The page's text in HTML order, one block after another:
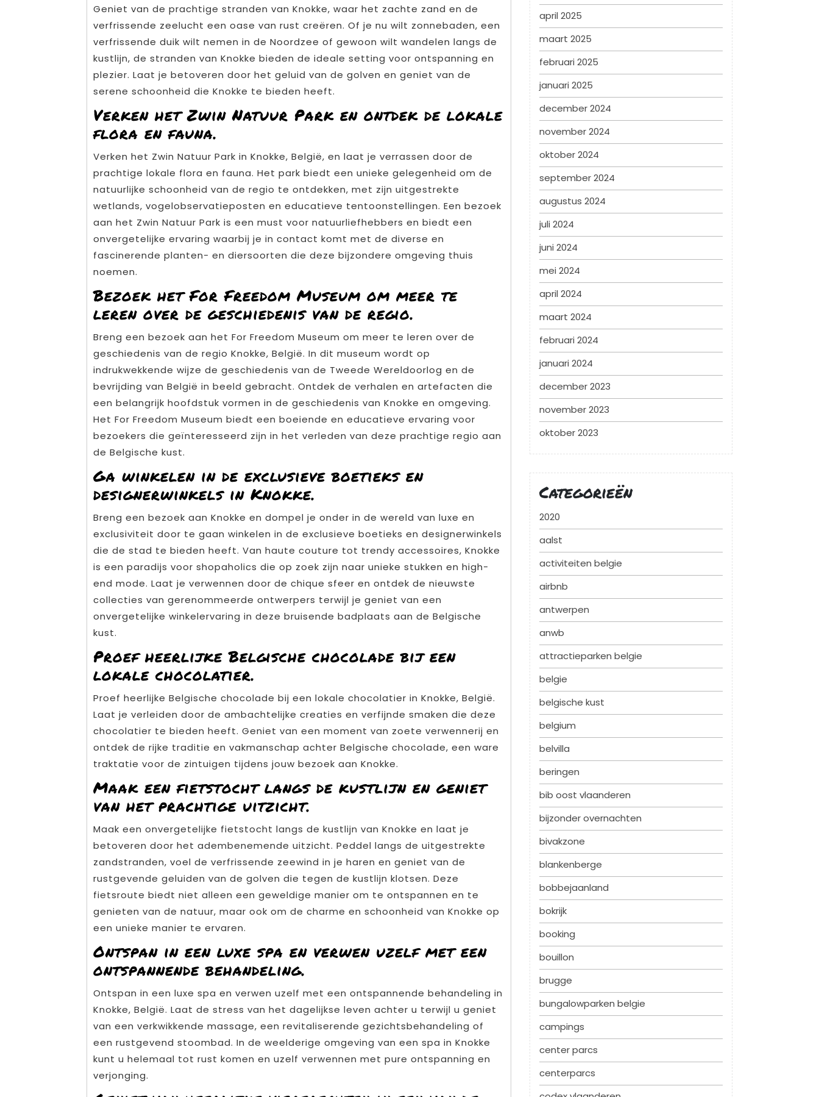
Geniet van de prachtige stranden van Knokke, waar het zachte zand en de
verfrissende zeelucht een oase van rust creëren. Of je nu wilt zonnebaden, een
verfrissende duik wilt nemen in de Noordzee of gewoon wilt wandelen langs de
kustlijn, de stranden van Knokke bieden de ideale setting voor ontspanning en
plezier. Laat je betoveren door het geluid van de golven en geniet van de
serene schoonheid die Knokke te bieden heeft.
Verken het Zwin Natuur Park en ontdek de lokale
flora en fauna.
Verken het Zwin Natuur Park in Knokke, België, en laat je verrassen door de
prachtige lokale flora en fauna. Het park biedt een unieke gelegenheid om de
natuurlijke schoonheid van de regio te ontdekken, met zijn uitgestrekte
wetlands, vogelobservatieposten en educatieve tentoonstellingen. Een bezoek
aan het Zwin Natuur Park is een must voor natuurliefhebbers en biedt een
onvergetelijke ervaring waarbij je in contact komt met de diverse en
fascinerende planten- en diersoorten die deze bijzondere omgeving thuis
noemen.
Bezoek het For Freedom Museum om meer te
leren over de geschiedenis van de regio.
Breng een bezoek aan het For Freedom Museum om meer te leren over de
geschiedenis van de regio Knokke, België. In dit museum wordt op
indrukwekkende wijze de geschiedenis van de Tweede Wereldoorlog en de
bevrijding van België in beeld gebracht. Ontdek de verhalen en artefacten die
een belangrijk hoofdstuk vormen in de geschiedenis van Knokke en omgeving.
Het For Freedom Museum biedt een boeiende en educatieve ervaring voor
bezoekers die geïnteresseerd zijn in het verleden van deze prachtige regio aan
de Belgische kust.
Ga winkelen in de exclusieve boetieks en
designerwinkels in Knokke.
Breng een bezoek aan Knokke en dompel je onder in de wereld van luxe en
exclusiviteit door te gaan winkelen in de exclusieve boetieks en designerwinkels
die de stad te bieden heeft. Van haute couture tot trendy accessoires, Knokke
is een paradijs voor shopaholics die op zoek zijn naar unieke stukken en high-
end mode. Laat je verwennen door de chique sfeer en ontdek de nieuwste
collecties van gerenommeerde ontwerpers terwijl je geniet van een
onvergetelijke winkelervaring in deze bruisende badplaats aan de Belgische
kust.
Proef heerlijke Belgische chocolade bij een
lokale chocolatier.
Proef heerlijke Belgische chocolade bij een lokale chocolatier in Knokke, België.
Laat je verleiden door de ambachtelijke creaties en verfijnde smaken die deze
chocolatier te bieden heeft. Geniet van een moment van zoete verwennerij en
ontdek de rijke traditie en vakmanschap achter Belgische chocolade, een ware
traktatie voor de zintuigen tijdens jouw bezoek aan Knokke.
Maak een fietstocht langs de kustlijn en geniet
van het prachtige uitzicht.
Maak een onvergetelijke fietstocht langs de kustlijn van Knokke en laat je
betoveren door het adembenemende uitzicht. Peddel langs de uitgestrekte
zandstranden, voel de verfrissende zeewind in je haren en geniet van de
rustgevende geluiden van de golven die tegen de kustlijn klotsen. Deze
fietsroute biedt niet alleen een geweldige manier om te ontspannen en te
genieten van de natuur, maar ook om de charme en schoonheid van Knokke op
een unieke manier te ervaren.
Ontspan in een luxe spa en verwen uzelf met een
ontspannende behandeling.
Ontspan in een luxe spa en verwen uzelf met een ontspannende behandeling in
Knokke, België. Laat de stress van het dagelijkse leven achter u terwijl u geniet
van een verkwikkende massage, een revitaliserende gezichtsbehandeling of
een rustgevend stoombad. In de weelderige omgeving van een spa in Knokke
kunt u helemaal tot rust komen en uzelf verwennen met pure ontspanning en
verjonging.
april 2025
maart 2025
februari 2025
januari 2025
december 2024
november 2024
oktober 2024
september 2024
augustus 2024
juli 2024
juni 2024
mei 2024
april 2024
maart 2024
februari 2024
januari 2024
december 2023
november 2023
oktober 2023
Categorieën
2020
aalst
activiteiten belgie
airbnb
antwerpen
anwb
attractieparken belgie
belgie
belgische kust
belgium
belvilla
beringen
bib oost vlaanderen
bijzonder overnachten
bivakzone
blankenberge
bobbejaanland
bokrijk
booking
bouillon
brugge
bungalowparken belgie
campings
center parcs
centerparcs